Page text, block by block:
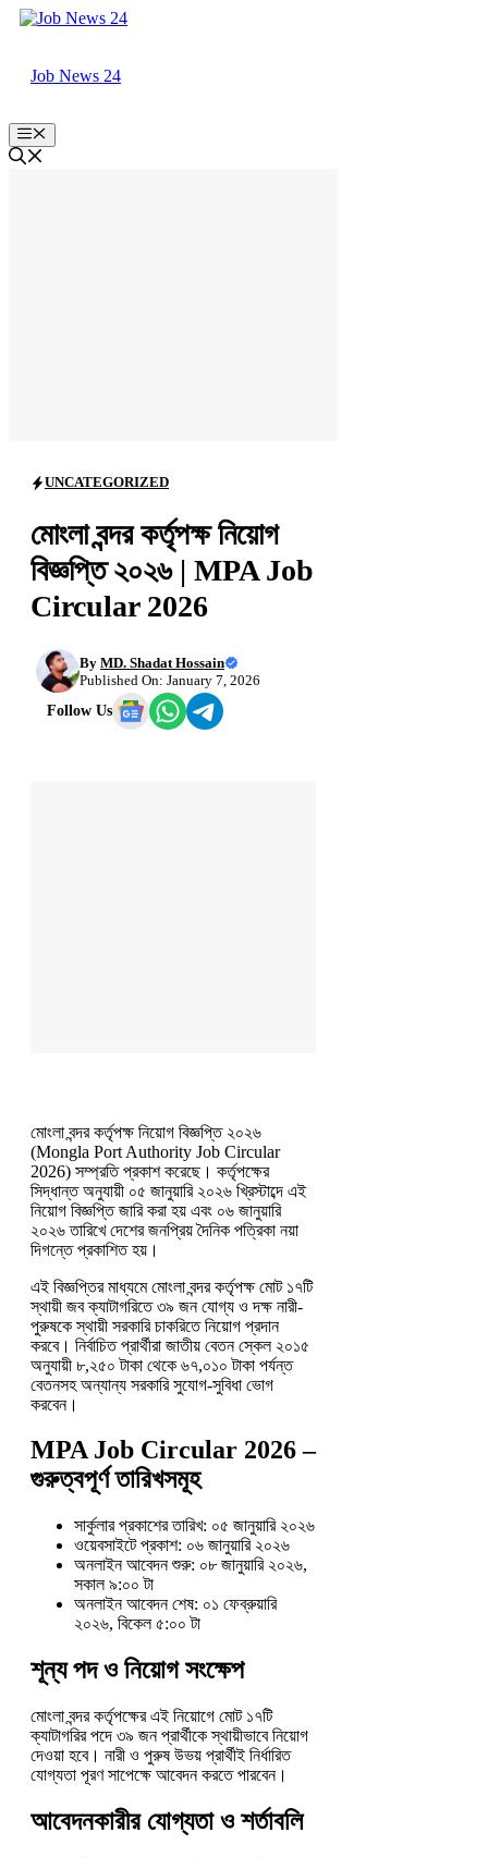
Skip
Job News 24
Menu
UNCATEGORIZED
মোংলা বন্দর কর্তৃপক্ষ নিয়োগ
বিজ্ঞপ্তি ২০২৬ | MPA Job
Circular 2026
By MD. Shadat Hossain
Published On: January 7, 2026
Follow Us
মোংলা বন্দর কর্তৃপক্ষ নিয়োগ বিজ্ঞপ্তি ২০২৬
(Mongla Port Authority Job Circular
2026) সম্প্রতি প্রকাশ করেছে। কর্তৃপক্ষের
সিদ্ধান্ত অনুযায়ী ০৫ জানুয়ারি ২০২৬ খ্রিস্টাব্দে এই
নিয়োগ বিজ্ঞপ্তি জারি করা হয় এবং ০৬ জানুয়ারি
২০২৬ তারিখে দেশের জনপ্রিয় দৈনিক পত্রিকা নয়া
দিগন্তে প্রকাশিত হয়।
এই বিজ্ঞপ্তির মাধ্যমে মোংলা বন্দর কর্তৃপক্ষ মোট ১৭টি
স্থায়ী জব ক্যাটাগরিতে ৩৯ জন যোগ্য ও দক্ষ নারী-
পুরুষকে স্থায়ী সরকারি চাকরিতে নিয়োগ প্রদান
করবে। নির্বাচিত প্রার্থীরা জাতীয় বেতন স্কেল ২০১৫
অনুযায়ী ৮,২৫০ টাকা থেকে ৬৭,০১০ টাকা পর্যন্ত
বেতনসহ অন্যান্য সরকারি সুযোগ-সুবিধা ভোগ
করবেন।
MPA Job Circular 2026 –
গুরুত্বপূর্ণ তারিখসমূহ
সার্কুলার প্রকাশের তারিখ: ০৫ জানুয়ারি ২০২৬
ওয়েবসাইটে প্রকাশ: ০৬ জানুয়ারি ২০২৬
অনলাইন আবেদন শুরু: ০৮ জানুয়ারি ২০২৬,
সকাল ৯:০০ টা
অনলাইন আবেদন শেষ: ০১ ফেব্রুয়ারি
২০২৬, বিকেল ৫:০০ টা
শূন্য পদ ও নিয়োগ সংক্ষেপ
মোংলা বন্দর কর্তৃপক্ষের এই নিয়োগে মোট ১৭টি
ক্যাটাগরির পদে ৩৯ জন প্রার্থীকে স্থায়ীভাবে নিয়োগ
দেওয়া হবে। নারী ও পুরুষ উভয় প্রার্থীই নির্ধারিত
যোগ্যতা পূরণ সাপেক্ষে আবেদন করতে পারবেন।
আবেদনকারীর যোগ্যতা ও শর্তাবলি